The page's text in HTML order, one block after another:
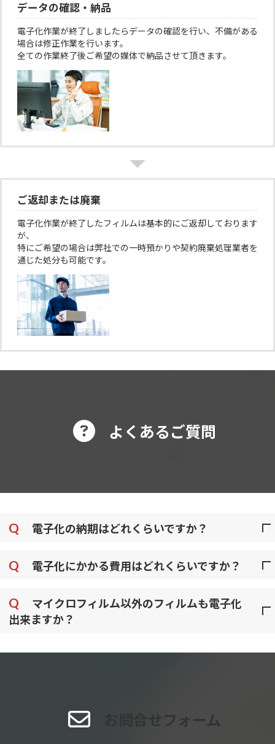
データの確認・納品
電子化作業が終了しましたらデータの確認を行い、不備がある
場合は修正作業を行います。
全ての作業終了後ご希望の媒体で納品させて頂きます。
ご返却または廃棄
電子化作業が終了したフィルムは基本的にご返却しております
が、
特にご希望の場合は弊社での一時預かりや契約廃棄処理業者を
通じた処分も可能です。
よくあるご質問
Q 電子化の納期はどれくらいですか？
Q 電子化にかかる費用はどれくらいですか？
Q
マイクロフィルム以外のフィルムも電子化
出来ますか？
お問合せフォーム